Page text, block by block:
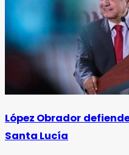
López Obrador
Santa Lucía